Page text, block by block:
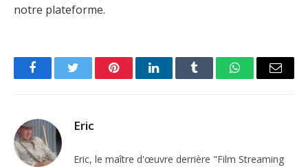
notre plateforme.
FacebookTwitter PinterestLinkedInTumblr WhatsAppEmail
Eric
Eric, le maître d'œuvre derrière "Film Streaming